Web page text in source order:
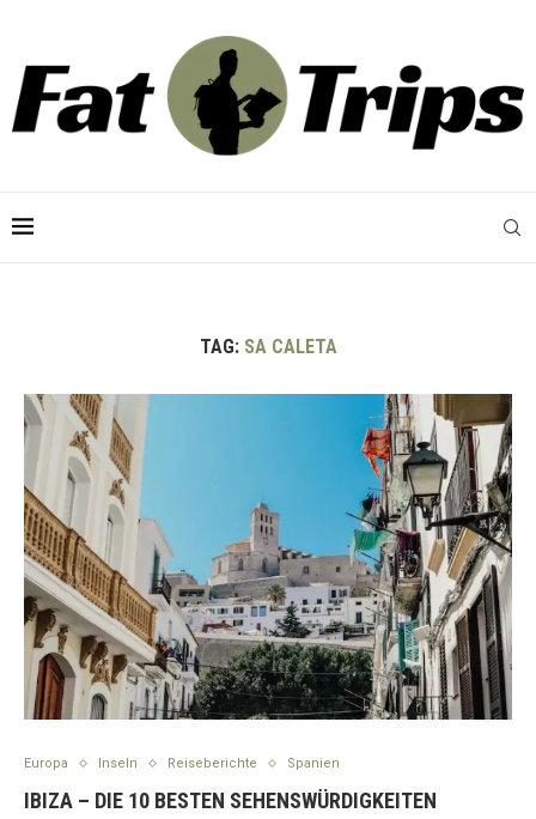
TAG: SA CALETA
Europa Inseln Reiseberichte Spanien
IBIZA – DIE 10 BESTEN SEHENSWÜRDIGKEITEN